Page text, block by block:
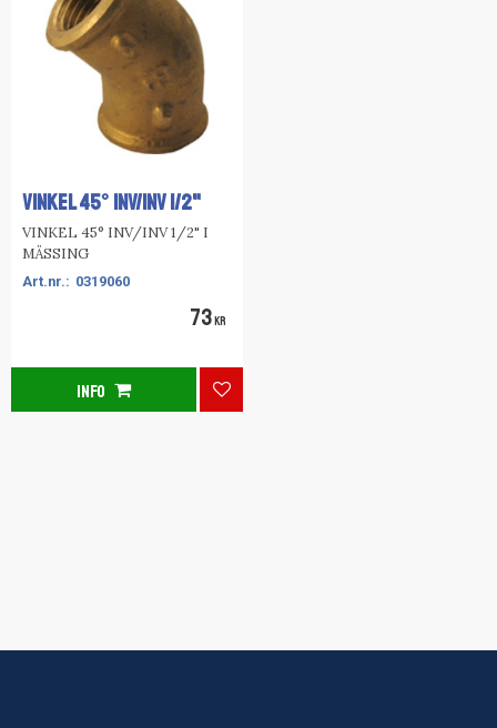
VINKEL 45° INV/INV 1/2"
VINKEL 45° INV/INV 1/2" I
MÄSSING
0319060
73KR
Lägg till i favoriter
INFO